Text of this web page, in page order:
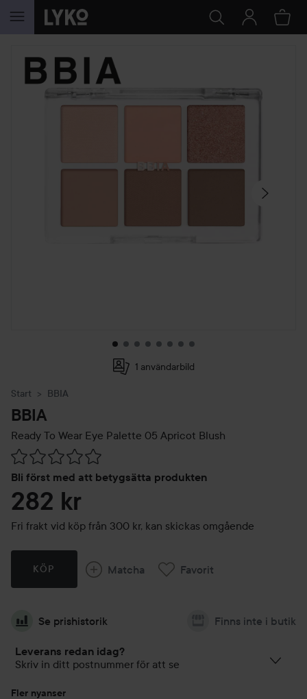
HOPPA TILL INNEHÅLLET
HOPPA ÖVER SEKTIONEN
1 användarbild
Start BBIA
BBIA
Ready To Wear Eye Palette 05 Apricot Blush
Bli först med att betygsätta produkten
Hoppa till Betyg & kommentarer
282 kr
Fri frakt vid köp från 300 kr, kan skickas omgående
KÖP Matcha Favorit
Se prishistorik Finns inte i butik
Leverans redan idag?
Skriv in ditt postnummer för att se
Fler nyanser